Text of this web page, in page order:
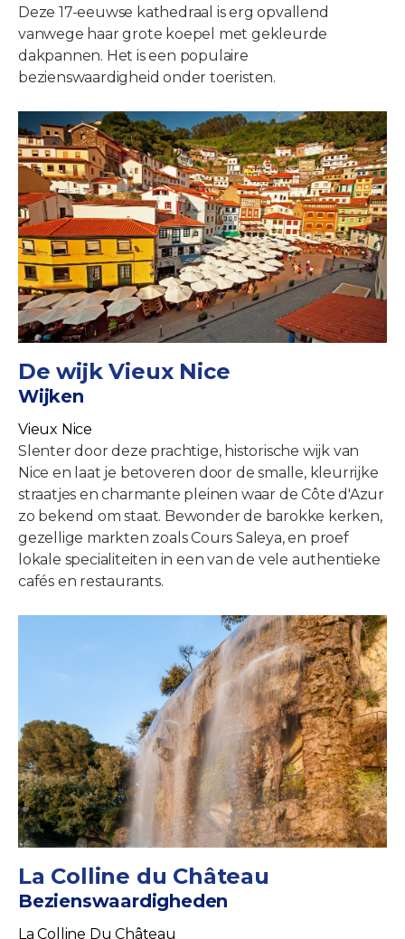
Deze 17-eeuwse kathedraal is erg opvallend
vanwege haar grote koepel met gekleurde
dakpannen. Het is een populaire
bezienswaardigheid onder toeristen.
De wijk Vieux Nice
Wijken
Vieux Nice
Slenter door deze prachtige, historische wijk van
Nice en laat je betoveren door de smalle, kleurrijke
straatjes en charmante pleinen waar de Côte d'Azur
zo bekend om staat. Bewonder de barokke kerken,
gezellige markten zoals Cours Saleya, en proef
lokale specialiteiten in een van de vele authentieke
cafés en restaurants.
La Colline du Château
Bezienswaardigheden
La Colline Du Château